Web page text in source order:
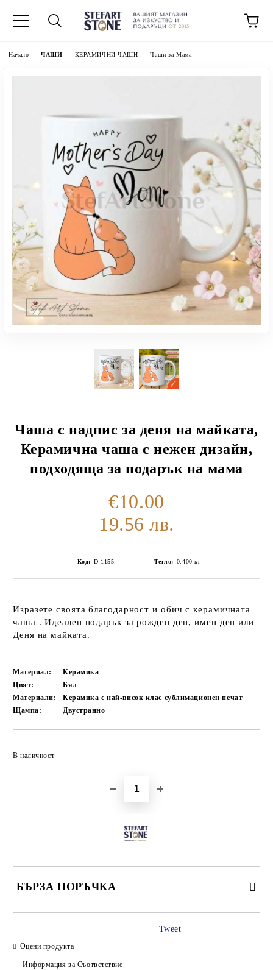
Начало ЧАШИ КЕРАМИЧНИ ЧАШИ Чаши за Мама
Чаша с надпис за деня на майката,
Керамична чаша с нежен дизайн,
подходяща за подарък на мама
€10.00
19.56 лв.
Код: D-1155 Тегло: 0.400 кг
Изразете своята благодарност и обич с керамичната
чаша . Идеален подарък за рожден ден, имен ден или
Деня на майката.
Материал:
Керамика
Цвят:
Бял
Материали:
Керамика с най-висок клас сублимационен печат
Щампа:
Двустранно
В наличност
БЪРЗА ПОРЪЧКА
Tweet
Оцени продукта
Информация за Съответствие